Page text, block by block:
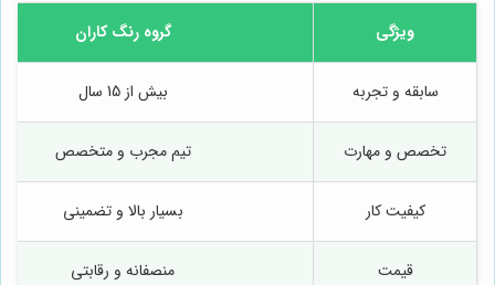
ویژگی گروه رنگ کاران
سابقه و تجربه بیش از 15 سال
تخصص و مهارت تیم مجرب و متخصص
کیفیت کار بسیار بالا و تضمینی
قیمت منصفانه و رقابتی